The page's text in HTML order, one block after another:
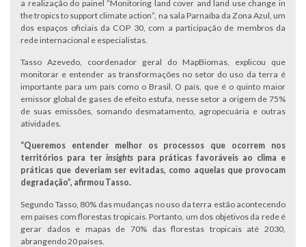
a realização do painel “Monitoring land cover and land use change in
the tropics to support climate action”, na sala Parnaíba da Zona Azul, um
dos espaços oficiais da COP 30, com a participação de membros da
rede internacional e especialistas.
Tasso Azevedo, coordenador geral do MapBiomas, explicou que
monitorar e entender as transformações no setor do uso da terra é
importante para um país como o Brasil. O país, que é o quinto maior
emissor global de gases de efeito estufa, nesse setor a origem de 75%
de suas emissões, somando desmatamento, agropecuária e outras
atividades.
“Queremos entender melhor os processos que ocorrem nos
territórios para ter insightspara práticas favoráveis ao clima e
práticas que deveriam ser evitadas, como aquelas que provocam
degradação”, afirmou Tasso.
Segundo Tasso, 80% das mudanças no uso da terra estão acontecendo
em países com florestas tropicais. Portanto, um dos objetivos da rede é
gerar dados e mapas de 70% das florestas tropicais até 2030,
abrangendo 20 países.